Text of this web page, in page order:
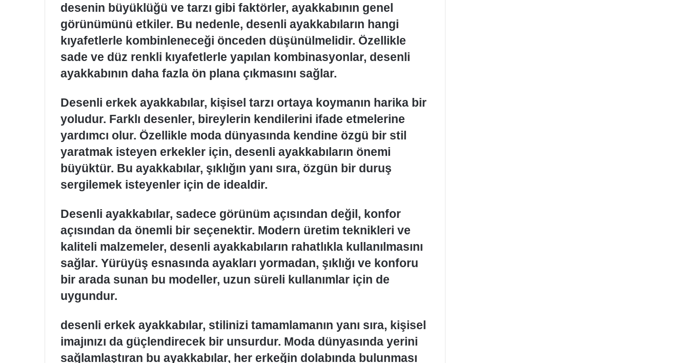
desenin büyüklüğü ve tarzı gibi faktörler, ayakkabının genel
görünümünü etkiler. Bu nedenle, desenli ayakkabıların hangi
kıyafetlerle kombinleneceği önceden düşünülmelidir. Özellikle
sade ve düz renkli kıyafetlerle yapılan kombinasyonlar, desenli
ayakkabının daha fazla ön plana çıkmasını sağlar.
Desenli erkek ayakkabılar, kişisel tarzı ortaya koymanın harika bir
yoludur. Farklı desenler, bireylerin kendilerini ifade etmelerine
yardımcı olur. Özellikle moda dünyasında kendine özgü bir stil
yaratmak isteyen erkekler için, desenli ayakkabıların önemi
büyüktür. Bu ayakkabılar, şıklığın yanı sıra, özgün bir duruş
sergilemek isteyenler için de idealdir.
Desenli ayakkabılar, sadece görünüm açısından değil, konfor
açısından da önemli bir seçenektir. Modern üretim teknikleri ve
kaliteli malzemeler, desenli ayakkabıların rahatlıkla kullanılmasını
sağlar. Yürüyüş esnasında ayakları yormadan, şıklığı ve konforu
bir arada sunan bu modeller, uzun süreli kullanımlar için de
uygundur.
desenli erkek ayakkabılar, stilinizi tamamlamanın yanı sıra, kişisel
imajınızı da güçlendirecek bir unsurdur. Moda dünyasında yerini
sağlamlaştıran bu ayakkabılar, her erkeğin dolabında bulunması